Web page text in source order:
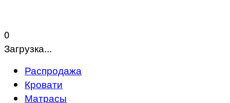
0
Загрузка...
Распродажа
Кровати
Матрасы